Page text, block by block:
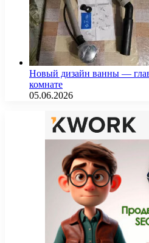
Новый дизайн ванны —
комнате
05.06.2026